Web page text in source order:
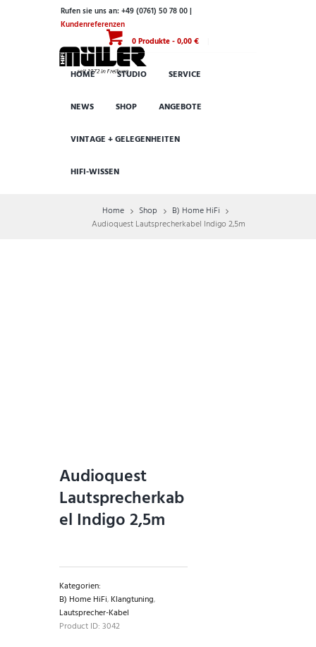
Rufen sie uns an: +49 (0761) 50 78 00 |
Kundenreferenzen
0 Produkte-0,00 €
HOME STUDIO SERVICE
NEWS SHOP ANGEBOTE
VINTAGE + GELEGENHEITEN
HIFI-WISSEN
Home Shop
B) Home HiFi
Audioquest Lautsprecherkabel Indigo 2,5m
Audioquest
Lautsprecherkab
el Indigo 2,5m
Kategorien:
B) Home HiFi, Klangtuning,
Lautsprecher-Kabel
Product ID: 3042